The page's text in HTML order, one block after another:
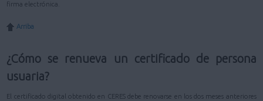
firma electrónica.
Arriba
¿Cómo se renueva un certificado de persona
usuaria?
El certificado digital obtenido en CERES debe renovarse en los dos meses anteriores